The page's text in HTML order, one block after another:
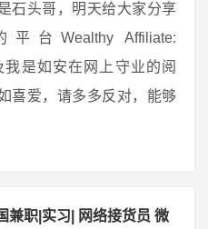
石头哥，明天给大家分享
台Wealthy Affiliate:
我是如安在网上守业的阅
喜爱，请多多反对，能够
兼职|实习| 网络接货员 微